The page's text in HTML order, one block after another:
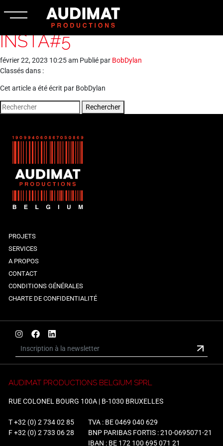
INSTA#5
février 22, 2023 10:25 am Publié par BobDylan
Classés dans :
Cet article a été écrit par BobDylan
Rechercher
PROJETS
SERVICES
A PROPOS
CONTACT
CONDITIONS GÉNÉRALES
CHARTE DE CONFIDENTIALITÉ
AUDIMAT PRODUCTIONS BELGIUM SPRL
RUE COLONEL BOURG 100A | B-1030 BRUXELLES
T+32 (0) 2 734 02 85
F +32 (0) 2 733 06 28
TVA : BE 0469 040 629
BNP PARIBAS FORTIS : 210-0695071-21
IBAN : BE 172 100 695 071 21